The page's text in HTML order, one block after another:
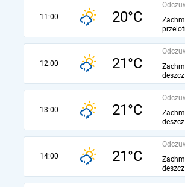
11:00 20°C
12:00 21°C
deszcz
13:00 21°C
deszcz
14:00 21°C
deszcz